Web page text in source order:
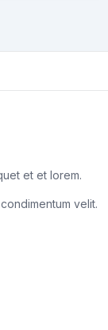
et et lorem.
velit.